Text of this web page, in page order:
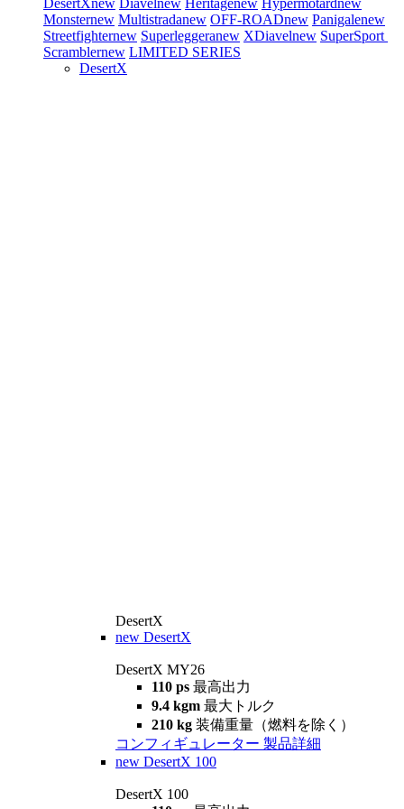
DesertXnew Diavelnew Heritagenew Hypermotardnew
Monsternew Multistradanew OFF-ROADnew Panigalenew
Streetfighternew Superleggeranew XDiavelnew SuperSport
Scramblernew LIMITED SERIES
DesertX
DesertX
new DesertX
DesertX MY26
110 ps 最高出力
9.4 kgm 最大トルク
210 kg 装備重量（燃料を除く）
コンフィギュレーター 製品詳細
new DesertX 100
DesertX 100